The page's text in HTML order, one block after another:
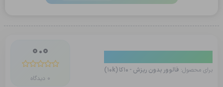
برای محصول:فالوور بدون ریزش - 10کا (10k)
0.0
0 دیدگاه